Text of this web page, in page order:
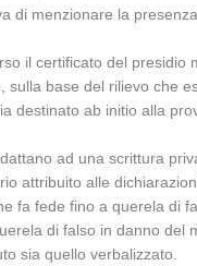
di menzionare la
il certificato del presidio
base del rilievo che
destinato ab initio alla
ad una scrittura
attribuito alle
fa fede fino a querela
di falso in danno del
sia quello verbalizzato.